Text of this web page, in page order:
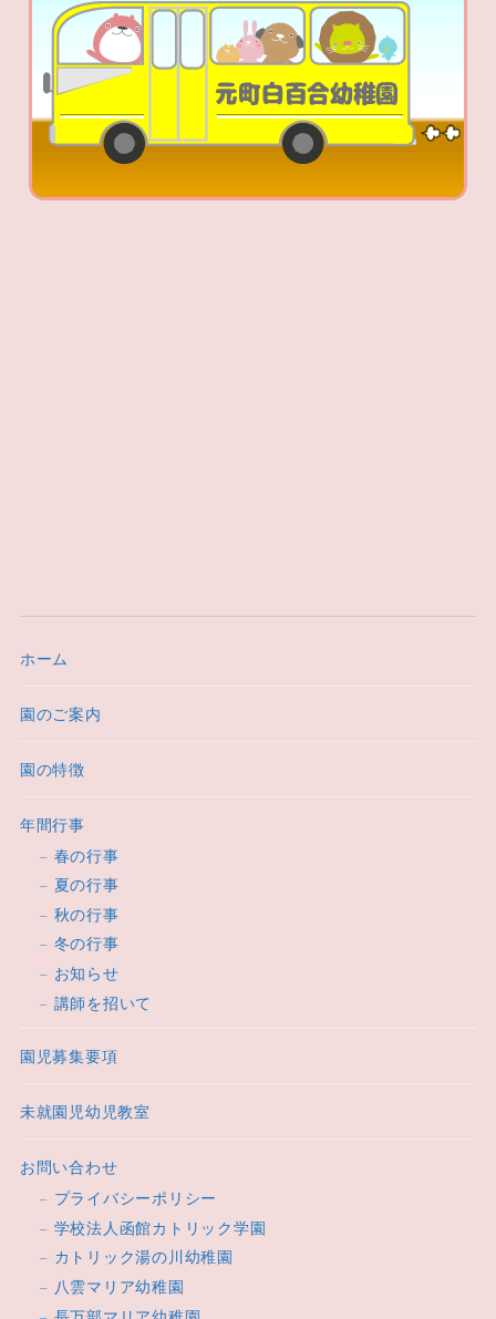
ホーム
園のご案内
園の特徴
年間行事
春の行事
夏の行事
秋の行事
冬の行事
お知らせ
講師を招いて
園児募集要項
未就園児幼児教室
お問い合わせ
プライバシーポリシー
学校法人函館カトリック学園
カトリック湯の川幼稚園
八雲マリア幼稚園